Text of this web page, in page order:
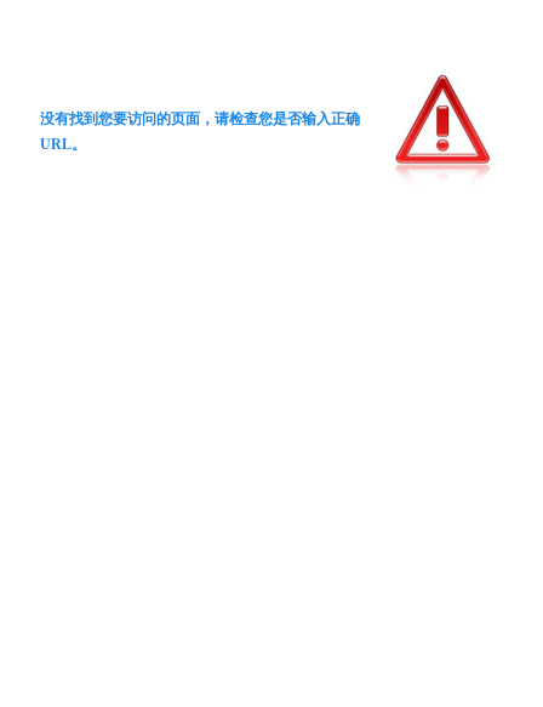
没有找到您要访问的页面，请检查您是否输入正确
URL。